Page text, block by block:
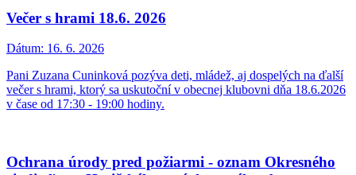
Večer s hrami 18.6. 2026
Dátum: 16. 6. 2026
Pani Zuzana Cuninková pozýva deti, mládež, aj dospelých na ďalší
večer s hrami, ktorý sa uskutoční v obecnej klubovni dňa 18.6.2026
v čase od 17:30 - 19:00 hodiny.
Ochrana úrody pred požiarmi - oznam Okresného